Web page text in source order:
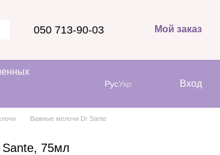
050 713-90-03 Мой заказ
РусУкр Вход
Важные мелочи Dr Sante
75мл